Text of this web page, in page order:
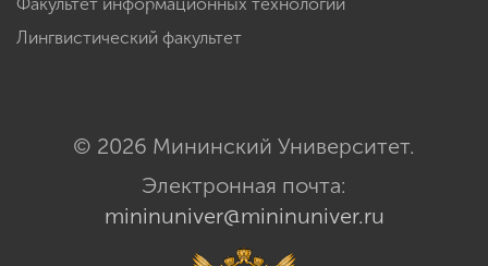
Лингвистический факультет
© 2026 Мининский Университет.
Электронная почта:
mininuniver@mininuniver.ru